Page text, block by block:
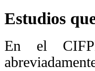
Estudios
En el